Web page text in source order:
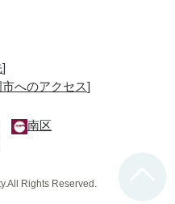
]
へのアクセス]
南区
Rights Reserved.